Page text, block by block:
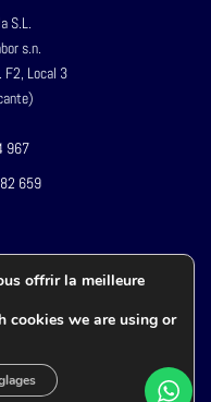
S.L.
s.n.
F2, Local 3
967
659
offrir la meilleure
cookies we are using or